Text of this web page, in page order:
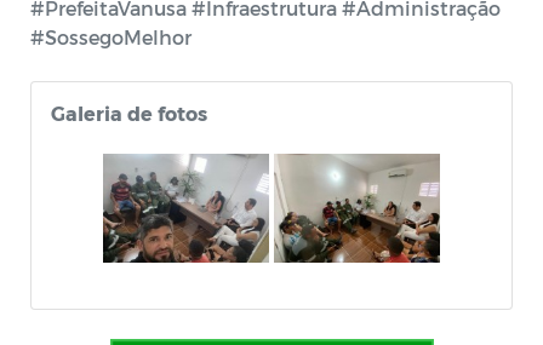
#PrefeitaVanusa #Infraestrutura #Administração
#SossegoMelhor
Galeria de fotos